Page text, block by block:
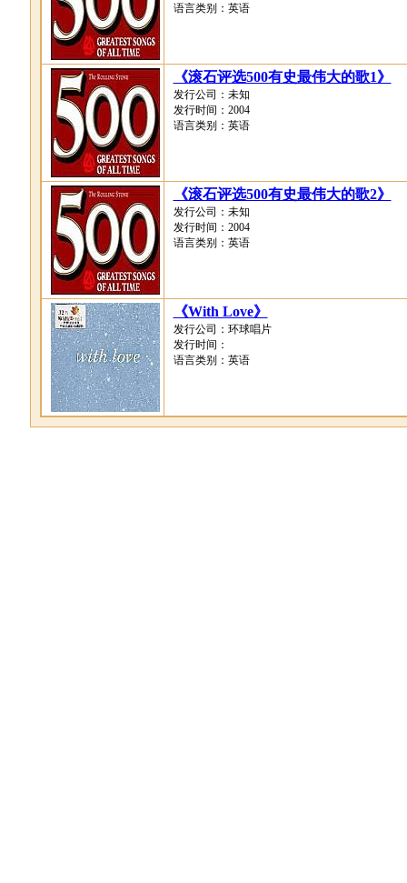
语言类别：英语
《滚石评选500有史最伟大的歌1》
发行公司：未知
发行时间：2004
语言类别：英语
《滚石评选500有史最伟大的歌2》
发行公司：未知
发行时间：2004
语言类别：英语
《With Love》
发行公司：环球唱片
发行时间：
语言类别：英语